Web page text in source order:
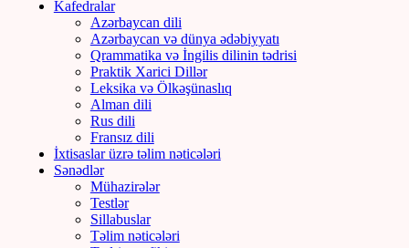
Kafedralar
Azərbaycan dili
Azərbaycan və dünya ədəbiyyatı
Qrammatika və İngilis dilinin tədrisi
Praktik Xarici Dillər
Leksika və Ölkəşünaslıq
Alman dili
Rus dili
Fransız dili
İxtisaslar üzrə təlim nəticələri
Sənədlər
Mühazirələr
Testlər
Sillabuslar
Təlim nəticələri